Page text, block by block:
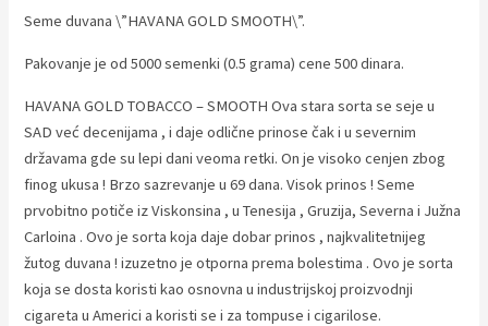
Seme duvana \”HAVANA GOLD SMOOTH\”.
Pakovanje je od 5000 semenki (0.5 grama) cene 500 dinara.
HAVANA GOLD TOBACCO – SMOOTH Ova stara sorta se seje u
SAD već decenijama , i daje odlične prinose čak i u severnim
državama gde su lepi dani veoma retki. On je visoko cenjen zbog
finog ukusa ! Brzo sazrevanje u 69 dana. Visok prinos ! Seme
prvobitno potiče iz Viskonsina , u Tenesija , Gruzija, Severna i Južna
Carloina . Ovo je sorta koja daje dobar prinos , najkvalitetnijeg
žutog duvana ! izuzetno je otporna prema bolestima . Ovo je sorta
koja se dosta koristi kao osnovna u industrijskoj proizvodnji
cigareta u Americi a koristi se i za tompuse i cigarilose.